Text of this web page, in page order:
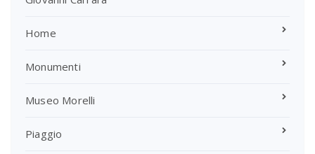
Home
Monumenti
Museo Morelli
Piaggio